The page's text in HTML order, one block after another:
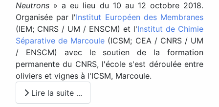
Neutrons » a eu lieu du 10 au 12 octobre 2018.
Organisée par l'Institut Européen des Membranes
(IEM; CNRS / UM / ENSCM) et l'Institut de Chimie
Séparative de Marcoule (ICSM; CEA / CNRS / UM
/ ENSCM) avec le soutien de la formation
permanente du CNRS, l'école s'est déroulée entre
oliviers et vignes à l'ICSM, Marcoule.
Lire la suite ...